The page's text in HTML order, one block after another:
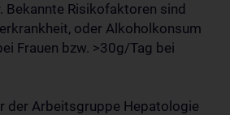
Risikofaktoren sind
oder Alkoholkonsum
Frauen bzw. >30g/Tag bei
der Arbeitsgruppe Hepatologie